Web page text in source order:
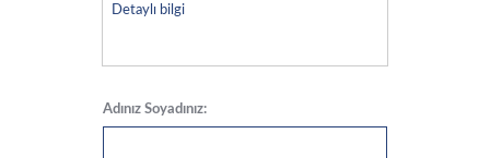
Detaylı bilgi
Adınız Soyadınız: